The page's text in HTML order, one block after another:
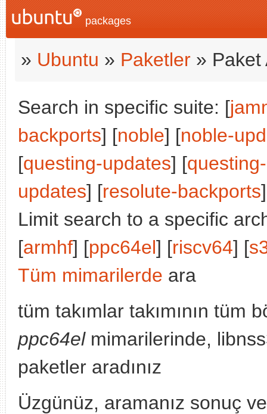
packages
» Ubuntu » Paketler » Paket
Search in specific suite: [
backports] [noble] [noble-
[questing-updates] [
updates] [resolute-backports
Limit search to a specific
[armhf] [ppc64el] [riscv64] [
Tüm mimarilerde ara
tüm takımlar takımının
ppc64elmimarilerinde,
paketler aradınız
Üzgünüz, aramanız sonuç